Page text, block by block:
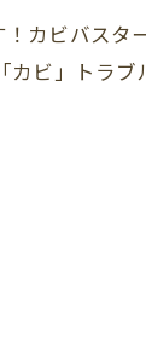
カビバス
ビ」トラ